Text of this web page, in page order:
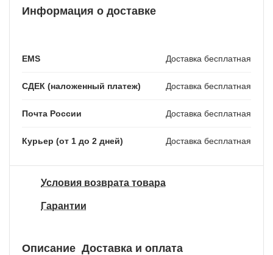
Информация о доставке
EMS Доставка бесплатная
СДЕК (наложенный платеж) Доставка бесплатная
Почта России Доставка бесплатная
Курьер (от 1 до 2 дней) Доставка бесплатная
Условия возврата товара
Гарантии
Описание Доставка и оплата